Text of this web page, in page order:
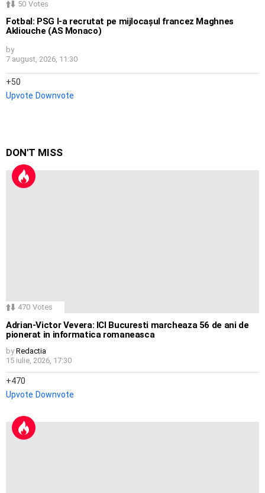
50 Votes
Fotbal: PSG l-a recrutat pe mijlocașul francez Maghnes
Akliouche (AS Monaco)
by
7 august, 2026, 11:30
50
Upvote Downvote
DON'T MISS
470 Votes
Adrian-Victor Vevera: ICI Bucuresti marcheaza 56 de ani de
pionerat in informatica romaneasca
by Redactia
15 iulie, 2026, 17:30
470
Upvote Downvote